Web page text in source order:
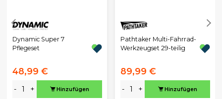
Dynamic Super 7
Pflegeset
48,99 €
- + Hinzufügen
Pathtaker Multi-Fahrrad-
Werkzeugset 29-teilig
89,99 €
- + Hinzufügen